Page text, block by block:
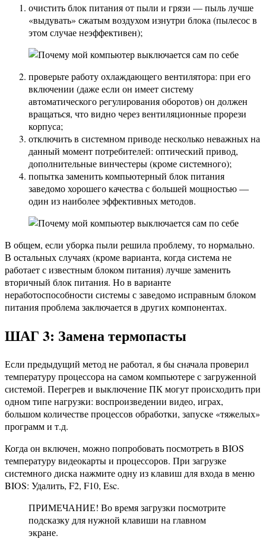
очистить блок питания от пыли и грязи — пыль лучше
«выдувать» сжатым воздухом изнутри блока (пылесос в
этом случае неэффективен);
проверьте работу охлаждающего вентилятора: при его
включении (даже если он имеет систему
автоматического регулирования оборотов) он должен
вращаться, что видно через вентиляционные прорези
корпуса;
отключить в системном приводе несколько неважных на
данный момент потребителей: оптический привод,
дополнительные винчестеры (кроме системного);
попытка заменить компьютерный блок питания
заведомо хорошего качества с большей мощностью —
один из наиболее эффективных методов.
В общем, если уборка пыли решила проблему, то нормально.
В остальных случаях (кроме варианта, когда система не
работает с известным блоком питания) лучше заменить
вторичный блок питания. Но в варианте
неработоспособности системы с заведомо исправным блоком
питания проблема заключается в других компонентах.
ШАГ 3: Замена термопасты
Если предыдущий метод не работал, я бы сначала проверил
температуру процессора на самом компьютере с загруженной
системой. Перегрев и выключение ПК могут происходить при
одном типе нагрузки: воспроизведении видео, играх,
большом количестве процессов обработки, запуске «тяжелых»
программ и т.д.
Когда он включен, можно попробовать посмотреть в BIOS
температуру видеокарты и процессоров. При загрузке
системного диска нажмите одну из клавиш для входа в меню
BIOS: Удалить, F2, F10, Esc.
ПРИМЕЧАНИЕ! Во время загрузки посмотрите
подсказку для нужной клавиши на главном
экране.